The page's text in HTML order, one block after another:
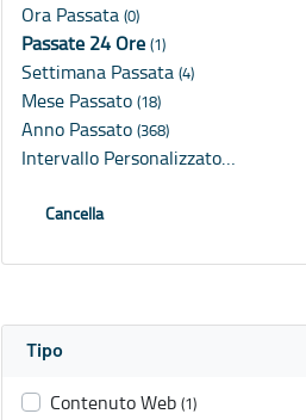
Ora Passata (0)
Passate 24 Ore (1)
Settimana Passata (4)
Mese Passato (18)
Anno Passato (368)
Intervallo Personalizzato…
Cancella
Tipo
Contenuto Web (1)